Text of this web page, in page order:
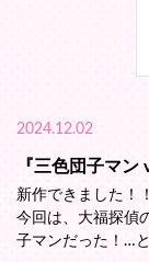
2024.12.02
『三色団子マン
新作できました！！
今回は、大福探偵
子マンだった！…と